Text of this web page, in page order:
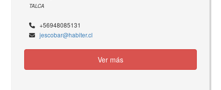
TALCA
+56948085131
jescobar@habiter.cl
Ver más